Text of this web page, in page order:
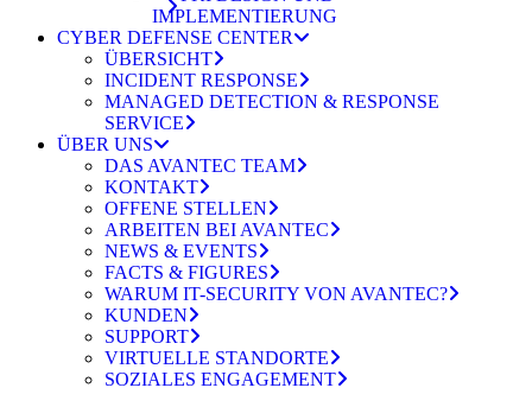
IMPLEMENTIERUNG
CYBER DEFENSE CENTER
ÜBERSICHT
INCIDENT RESPONSE
MANAGED DETECTION & RESPONSE
SERVICE
ÜBER UNS
DAS AVANTEC TEAM
KONTAKT
OFFENE STELLEN
ARBEITEN BEI AVANTEC
NEWS & EVENTS
FACTS & FIGURES
WARUM IT-SECURITY VON AVANTEC?
KUNDEN
SUPPORT
VIRTUELLE STANDORTE
SOZIALES ENGAGEMENT